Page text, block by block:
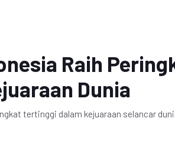
Raih
Dunia
tertinggi dalam kejuaraan selancar